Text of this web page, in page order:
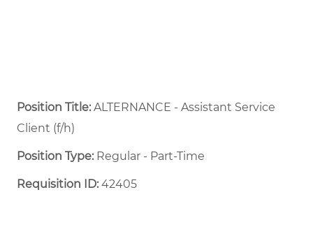
Position Title:ALTERNANCE - Assistant Service
Client (f/h)
Position Type:Regular - Part-Time ​
Requisition ID:42405